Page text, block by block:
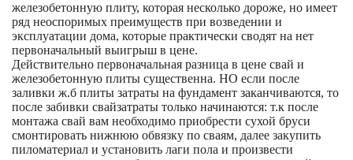
железобетонную плиту, которая несколько дороже, но имеет
ряд неоспоримых преимуществ при возведении и
эксплуатации дома, которые практически сводят на нет
первоначальный выигрыш в цене.
Действительно первоначальная разница в цене свай и
железобетонную плиты существенна. НО если после
заливки ж.б плиты затраты на фундамент заканчиваются, то
после забивки свайзатраты только начинаются: т.к после
монтажа свай вам необходимо приобрести сухой бруси
смонтировать нижнюю обвязку по сваям, далее закупить
пиломатериал и установить лаги пола и произвести